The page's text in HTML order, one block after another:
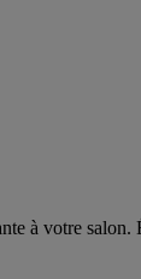
à votre